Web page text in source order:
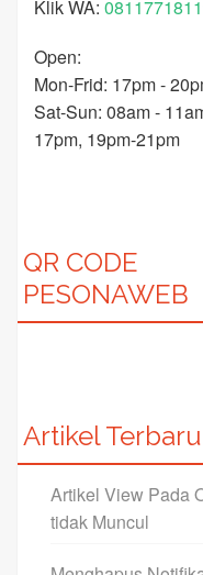
Klik WA:
Open:
Mon-Frid: 17pm -
Sat-Sun: 08am -
17pm, 19pm-21pm
QR CODE
PESONAWEB
Artikel Terbaru
Artikel View Pada
tidak Muncul